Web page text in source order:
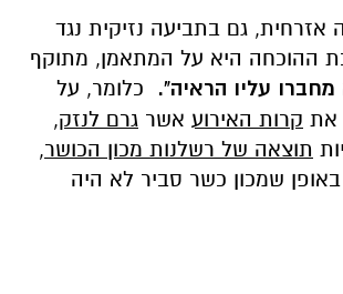
אזרחית, גם בתביעה נזיקית נגד
ההוכחה היא על המתאמן, מתוקף
מחברו עליו הראיה".
כלומר, על
את קרות האירוע אשר גרם לנזק,
תוצאה של רשלנות מכון הכושר,
באופן שמכון כשר סביר לא היה